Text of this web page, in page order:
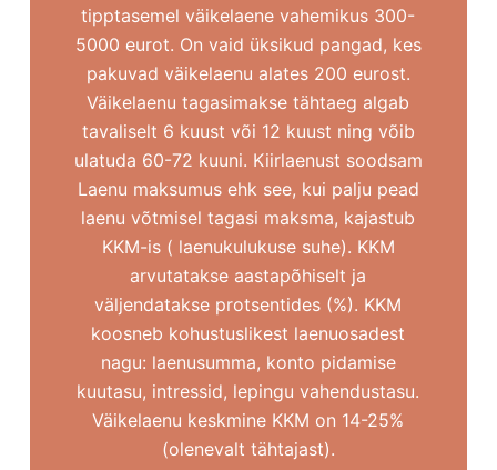
tipptasemel väikelaene vahemikus 300-
5000 eurot. On vaid üksikud pangad, kes
pakuvad väikelaenu alates 200 eurost.
Väikelaenu tagasimakse tähtaeg algab
tavaliselt 6 kuust või 12 kuust ning võib
ulatuda 60-72 kuuni. Kiirlaenust soodsam
Laenu maksumus ehk see, kui palju pead
laenu võtmisel tagasi maksma, kajastub
KKM-is ( laenukulukuse suhe). KKM
arvutatakse aastapõhiselt ja
väljendatakse protsentides (%). KKM
koosneb kohustuslikest laenuosadest
nagu: laenusumma, konto pidamise
kuutasu, intressid, lepingu vahendustasu.
Väikelaenu keskmine KKM on 14-25%
(olenevalt tähtajast).